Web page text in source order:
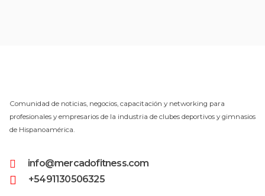
Comunidad de noticias, negocios, capacitación y networking para
profesionales y empresarios de la industria de clubes deportivos y gimnasios
de Hispanoamérica.
info@mercadofitness.com
+5491130506325